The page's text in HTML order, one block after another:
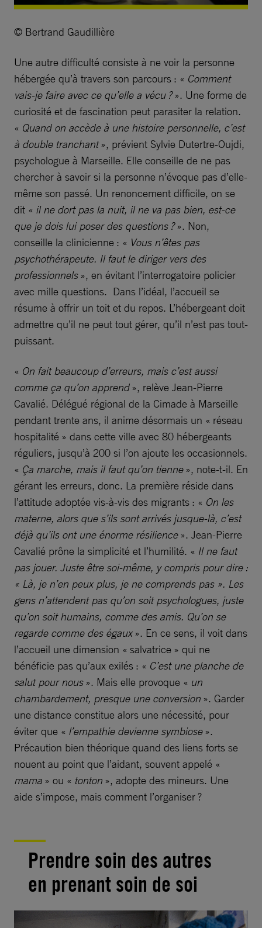
© Bertrand Gaudillière
Une autre difficulté consiste à ne voir la personne
hébergée qu’à travers son parcours : « Comment
vais-je faire avec ce qu’elle a vécu ?». Une forme de
curiosité et de fascination peut parasiter la relation.
« Quand on accède à une histoire personnelle, c’est
à double tranchant», prévient Sylvie Dutertre-Oujdi,
psychologue à Marseille. Elle conseille de ne pas
chercher à savoir si la personne n’évoque pas d’elle-
même son passé. Un renoncement difficile, on se
dit « il ne dort pas la nuit, il ne va pas bien, est-ce
que je dois lui poser des questions ?». Non,
conseille la clinicienne : « Vous n’êtes pas
psychothérapeute. Il faut le diriger vers des
professionnels », en évitant l’interrogatoire policier
avec mille questions. Dans l’idéal, l’accueil se
résume à offrir un toit et du repos. L’hébergeant doit
admettre qu’il ne peut tout gérer, qu’il n’est pas tout-
puissant.
« On fait beaucoup d’erreurs, mais c’est aussi
comme ça qu’on apprend », relève Jean-Pierre
Cavalié. Délégué régional de la Cimade à Marseille
pendant trente ans, il anime désormais un « réseau
hospitalité » dans cette ville avec 80 hébergeants
réguliers, jusqu’à 200 si l’on ajoute les occasionnels.
« Ça marche, mais il faut qu’on tienne », note-t-il. En
gérant les erreurs, donc. La première réside dans
l’attitude adoptée vis-à-vis des migrants : « On les
materne, alors que s’ils sont arrivés jusque-là, c’est
déjà qu’ils ont une énorme résilience ». Jean-Pierre
Cavalié prône la simplicité et l’humilité. « Il ne faut
pas jouer. Juste être soi-même, y compris pour dire :
« Là, je n’en peux plus, je ne comprends pas ». Les
gens n’attendent pas qu’on soit psychologues, juste
qu’on soit humains, comme des amis. Qu’on se
regarde comme des égaux ». En ce sens, il voit dans
l’accueil une dimension « salvatrice » qui ne
bénéficie pas qu’aux exilés : « C’est une planche de
salut pour nous ». Mais elle provoque « un
chambardement, presque une conversion ». Garder
une distance constitue alors une nécessité, pour
éviter que « l’empathie devienne symbiose ».
Précaution bien théorique quand des liens forts se
nouent au point que l’aidant, souvent appelé «
mama » ou « tonton », adopte des mineurs. Une
aide s’impose, mais comment l’organiser ?
Prendre soin des autres
en prenant soin de soi